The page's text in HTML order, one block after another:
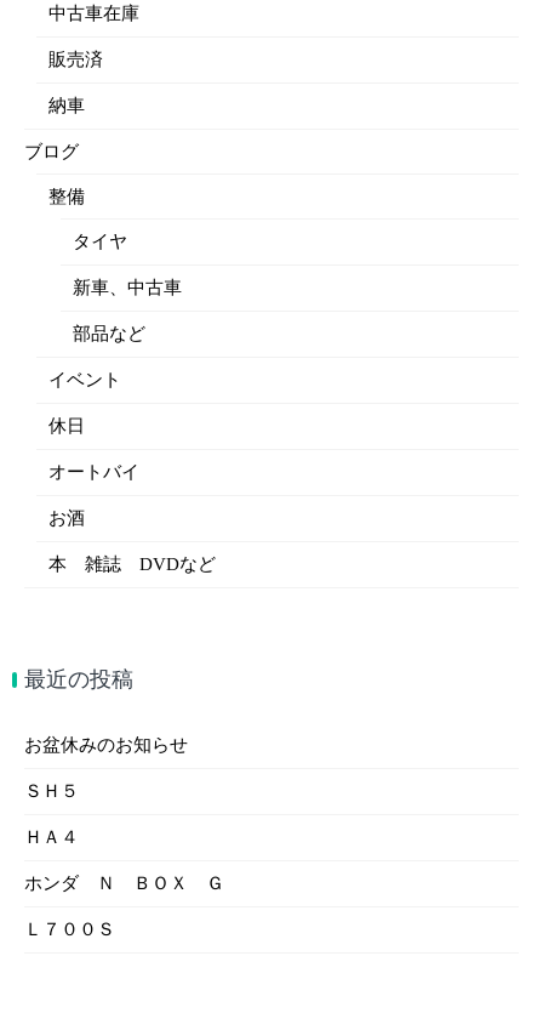
中古車在庫
販売済
納車
ブログ
整備
タイヤ
新車、中古車
部品など
イベント
休日
オートバイ
お酒
本 雑誌 DVDなど
最近の投稿
お盆休みのお知らせ
ＳＨ５
ＨＡ４
ホンダ Ｎ ＢＯＸ Ｇ
Ｌ７００Ｓ